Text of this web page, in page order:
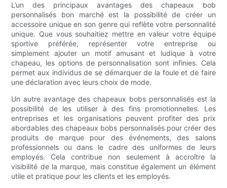
L’un des principaux avantages des chapeaux bob
personnalisés bon marché est la possibilité de créer un
accessoire unique en son genre qui reflète votre personnalité
unique. Que vous souhaitiez mettre en valeur votre équipe
sportive préférée, représenter votre entreprise ou
simplement ajouter un motif amusant et ludique à votre
chapeau, les options de personnalisation sont infinies. Cela
permet aux individus de se démarquer de la foule et de faire
une déclaration avec leurs choix de mode.
Un autre avantage des chapeaux bobs personnalisés est la
possibilité de les utiliser à des fins promotionnelles. Les
entreprises et les organisations peuvent profiter des prix
abordables des chapeaux bobs personnalisés pour créer des
produits de marque pour des événements, des salons
professionnels ou dans le cadre des uniformes de leurs
employés. Cela contribue non seulement à accroître la
visibilité de la marque, mais constitue également un élément
utile et pratique pour les clients et les employés.